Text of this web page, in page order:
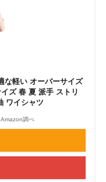
な軽い オーバーサイズ
ズ 春 夏 派手 ストリ
ワイシャツ
調べ